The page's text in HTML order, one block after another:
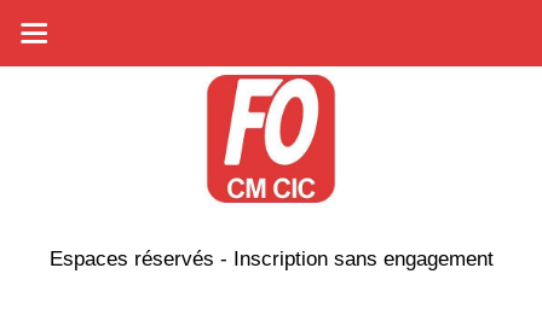
Espaces réservés - Inscription sans engagement